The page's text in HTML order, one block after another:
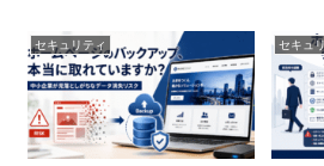
セキュリティ セキュ